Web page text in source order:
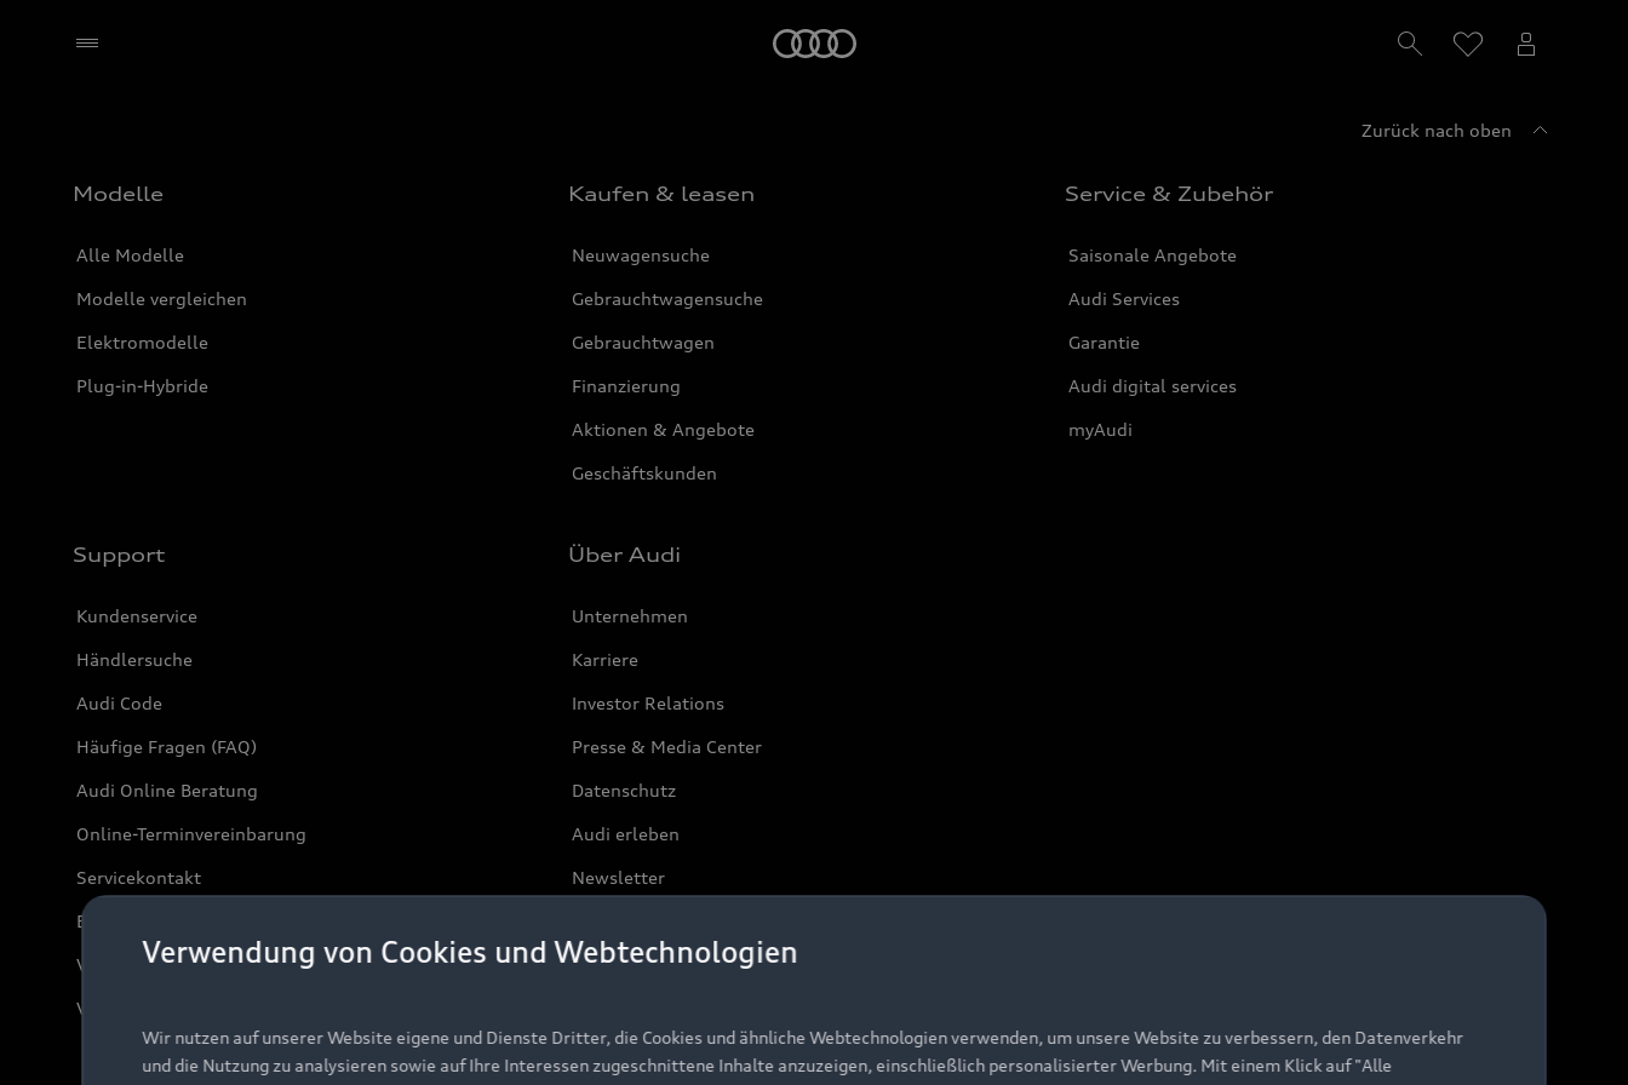
Zurück nach oben
Modelle
Alle Modelle
Modelle vergleichen
Elektromodelle
Plug-in-Hybride
Kaufen & leasen
Neuwagensuche
Gebrauchtwagensuche
Gebrauchtwagen
Finanzierung
Aktionen & Angebote
Geschäftskunden
Service & Zubehör
Saisonale Angebote
Audi Services
Garantie
Audi digital services
myAudi
Support
Kundenservice
Händlersuche
Audi Code
Häufige Fragen (FAQ)
Audi Online Beratung
Online-Terminvereinbarung
Servicekontakt
Bordbuch & Bedienungsanleitungen
Verträge kündigen
Vertrag widerrufen
Über Audi
Unternehmen
Karriere
Investor Relations
Presse & Media Center
Datenschutz
Audi erleben
Newsletter
Verwendung von Cookies und Webtechnologien
Wir nutzen auf unserer Website eigene und Dienste Dritter, die Cookies und ähnliche Webtechnologien verwenden, um unsere Website zu verbessern, den Datenverkehr
und die Nutzung zu analysieren sowie auf Ihre Interessen zugeschnittene Inhalte anzuzeigen, einschließlich personalisierter Werbung. Mit einem Klick auf "Alle